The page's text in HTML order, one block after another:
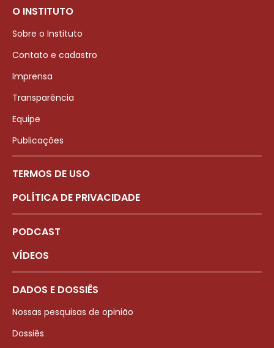
O INSTITUTO
Sobre o Instituto
Contato e cadastro
Imprensa
Transparência
Equipe
Publicações
TERMOS DE USO
POLÍTICA DE PRIVACIDADE
PODCAST
VÍDEOS
DADOS E DOSSIÊS
Nossas pesquisas de opinião
Dossiês